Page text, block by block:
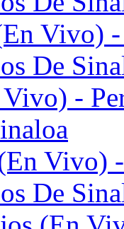
Vivo)
De
-
Vivo)
De